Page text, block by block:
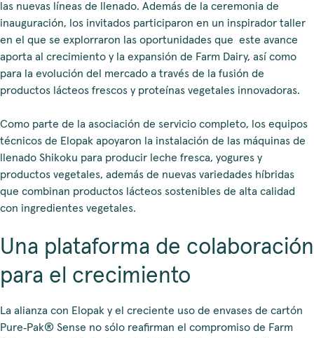
las nuevas líneas de llenado. Además de la ceremonia de
inauguración, los invitados participaron en un inspirador taller
en el que se explorraron las oportunidades que este avance
aporta al crecimiento y la expansión de Farm Dairy, así como
para la evolución del mercado a través de la fusión de
productos lácteos frescos y proteínas vegetales innovadoras.
Como parte de la asociación de servicio completo, los equipos
técnicos de Elopak apoyaron la instalación de las máquinas de
llenado Shikoku para producir leche fresca, yogures y
productos vegetales, además de nuevas variedades híbridas
que combinan productos lácteos sostenibles de alta calidad
con ingredientes vegetales.
Una plataforma de colaboración
para el crecimiento
La alianza con Elopak y el creciente uso de envases de cartón
Pure‑Pak® Sense no sólo reafirman el compromiso de Farm